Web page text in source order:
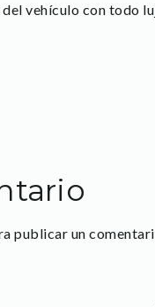
vehículo con todo
publicar un